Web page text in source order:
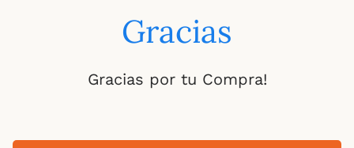
Gracias
Gracias por tu Compra!